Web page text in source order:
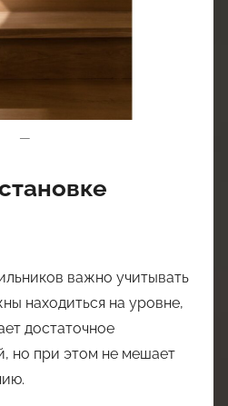
—
важно учитывать
находиться на уровне,
достаточное
но при этом не мешает